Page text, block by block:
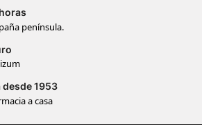
península.
1953
a casa